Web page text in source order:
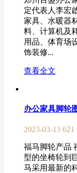
定代表人李宏
家具、水暖器
料、计算机及
用品、体育场
饰装修...
查看全文
办公家具脚轮
2023-03-13 621
福马脚轮产品
型的坐椅轮到
马采用最新的